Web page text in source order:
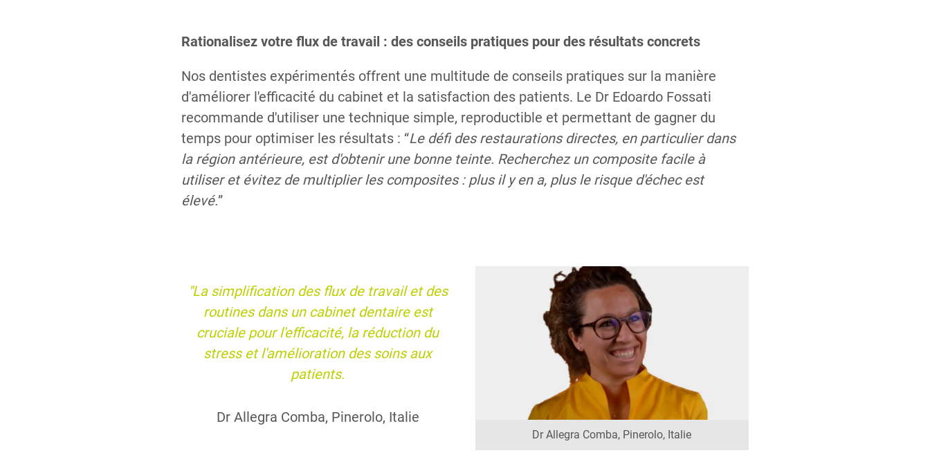
Rationalisez votre flux de travail : des conseils pratiques pour des résultats concrets
Nos dentistes expérimentés offrent une multitude de conseils pratiques sur la manière
d'améliorer l'efficacité du cabinet et la satisfaction des patients. Le Dr Edoardo Fossati
recommande d'utiliser une technique simple, reproductible et permettant de gagner du
temps pour optimiser les résultats : “Le défi des restaurations directes, en particulier dans
la région antérieure, est d'obtenir une bonne teinte. Recherchez un composite facile à
utiliser et évitez de multiplier les composites : plus il y en a, plus le risque d'échec est
élevé.”
"La simplification des flux de travail et des
routines dans un cabinet dentaire est
cruciale pour l'efficacité, la réduction du
stress et l'amélioration des soins aux
patients.
Dr Allegra Comba, Pinerolo, Italie
Dr Allegra Comba, Pinerolo, Italie